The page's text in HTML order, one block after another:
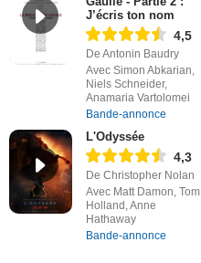
J’écris ton nom
4,5
De Antonin Baudry
Avec Simon Abkarian,
Niels Schneider,
Anamaria Vartolomei
Bande-annonce
L'Odyssée
4,3
De Christopher Nolan
Avec Matt Damon, Tom
Holland, Anne
Hathaway
Bande-annonce